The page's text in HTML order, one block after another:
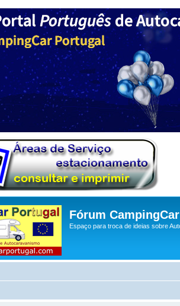
Fórum
Espaço para troca de ideias sobre